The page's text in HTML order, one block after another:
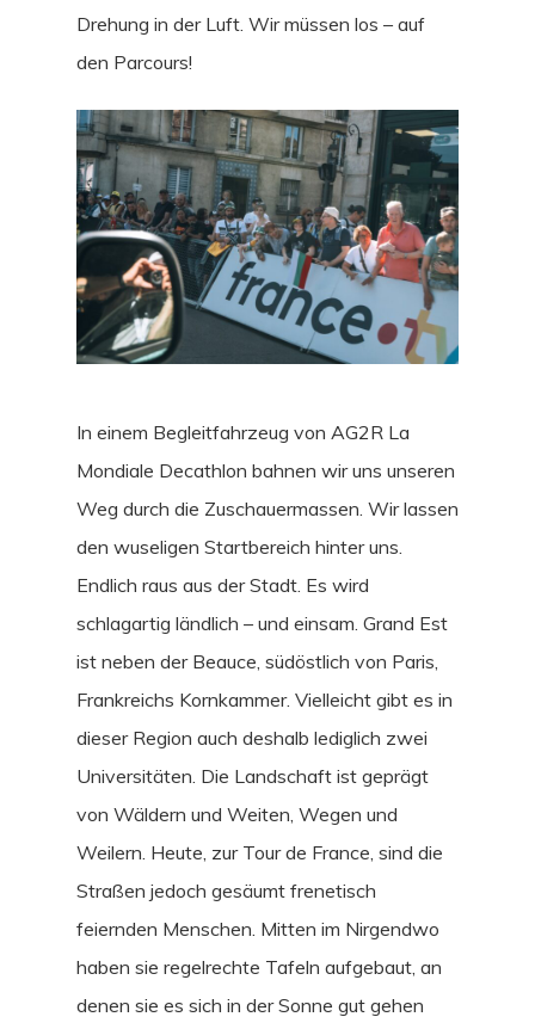
Drehung in der Luft. Wir müssen los – auf
den Parcours!
In einem Begleitfahrzeug von AG2R La
Mondiale Decathlon bahnen wir uns unseren
Weg durch die Zuschauermassen. Wir lassen
den wuseligen Startbereich hinter uns.
Endlich raus aus der Stadt. Es wird
schlagartig ländlich – und einsam. Grand Est
ist neben der Beauce, südöstlich von Paris,
Frankreichs Kornkammer. Vielleicht gibt es in
dieser Region auch deshalb lediglich zwei
Universitäten. Die Landschaft ist geprägt
von Wäldern und Weiten, Wegen und
Weilern. Heute, zur Tour de France, sind die
Straßen jedoch gesäumt frenetisch
feiernden Menschen. Mitten im Nirgendwo
haben sie regelrechte Tafeln aufgebaut, an
denen sie es sich in der Sonne gut gehen